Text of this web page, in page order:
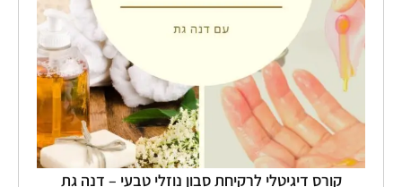
קורס דיגיטלי לרקיחת סבון נוזלי טבעי – דנה גת